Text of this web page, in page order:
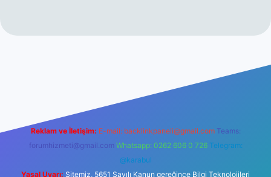
Reklam ve İletişim: E-mail: backlinkpaneli@gmail.com Teams:
forumhizmeti@gmail.com Whatsapp: 0262 606 0 726 Telegram:
@karabul
Yasal Uyarı: Sitemiz, 5651 Sayılı Kanun gereğince Bilgi Teknolojileri